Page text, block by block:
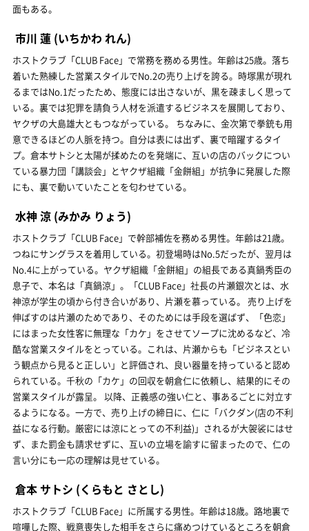
面もある。
市川 蓮 (いちかわ れん)
ホストクラブ「CLUB Face」で常務を務める男性。年齢は25歳。落ち
着いた熟練した営業スタイルでNo.2の売り上げを誇る。時塚黒が現れ
るまではNo.1だったため、態度には出さないが、黒を疎ましく思って
いる。裏では犯罪を請負う人材を派遣するビジネスを展開しており、
ヤクザの大島雄大ともつながっている。 ちなみに、金次第で拳銃も用
意できるほどの人脈を持つ。自分は表には出ず、裏で暗躍するタイ
プ。倉本サトシと太陽が揉めたのを発端に、互いの店のバックについ
ている暴力団「講談会」とヤクザ組織「金餅組」が抗争に発展した際
にも、裏で動いていたことを匂わせている。
水神 涼 (みかみ りょう)
ホストクラブ「CLUB Face」で幹部補佐を務める男性。年齢は21歳。
つねにサングラスを着用している。初登場時はNo.5だったが、翌月は
No.4に上がっている。ヤクザ組織「金餅組」の組長である真鍋秀臣の
息子で、本名は「真鍋涼」。「CLUB Face」社長の片瀬銀次とは、水
神涼が学生の頃から付き合いがあり、片瀬を慕っている。 売り上げを
伸ばすのは片瀬のためであり、そのためには手段を選ばず、「色恋」
にはまった女性客に無理な「カケ」をさせてソープに沈めるなど、冷
酷な営業スタイルをとっている。これは、片瀬からも「ビジネスとい
う観点から見ると正しい」と評価され、良い器量を持っていると認め
られている。千秋の「カケ」の回収を朝倉仁に依頼し、結果的にその
営業スタイルが露呈。 以降、正義感の強い仁と、事あるごとに対立す
るようになる。一方で、売り上げの締日に、仁に「バクダン(店の不利
益になる行動。厳密には涼にとっての不利益)」されるが大袈裟にはせ
ず、また罰金も請求せずに、互いの立場を諭すに留まったので、仁の
言い分にも一応の理解は見せている。
倉本 サトシ (くらもと さとし)
ホストクラブ「CLUB Face」に所属する男性。年齢は18歳。路地裏で
喧嘩した際、戦意喪失した相手をさらに痛めつけているところを朝倉